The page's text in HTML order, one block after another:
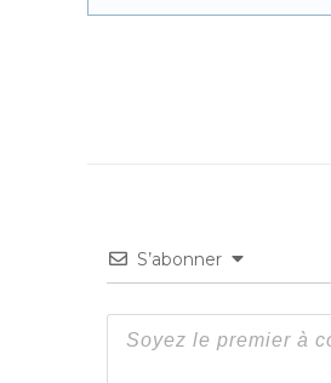
S’abonner